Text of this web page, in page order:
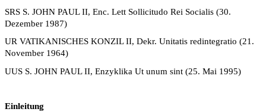
SRS S. JOHN PAUL II, Enc. Lett Sollicitudo Rei Socialis (30.
Dezember 1987)
UR VATIKANISCHES KONZIL II, Dekr. Unitatis redintegratio (21.
November 1964)
UUS S. JOHN PAUL II, Enzyklika Ut unum sint (25. Mai 1995)
Einleitung